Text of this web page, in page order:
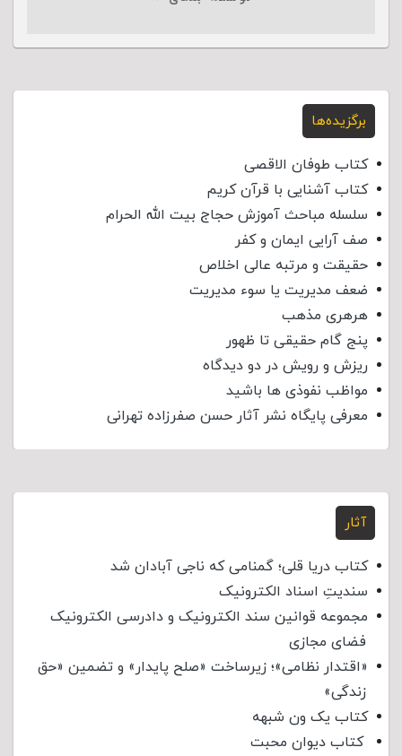
برگزیده‌ها
کتاب طوفان الاقصی
کتاب آشنایی با قرآن کریم
سلسله مباحث آموزش حجاج بیت الله الحرام
صف آرایی ایمان و کفر
حقیقت و مرتبه عالی اخلاص
ضعف مدیریت یا سوء مدیریت
هرهری مذهب
پنج گام حقیقی تا ظهور
ریزش و رویش در دو دیدگاه
مواظب نفوذی‌ ها باشید
معرفی پایگاه نشر آثار حسن صفرزاده تهرانی
آثار
کتاب دریا قلی؛ گمنامی که ناجی آبادان شد
سندیتِ اسناد الکترونیک
مجموعه قوانین سند الکترونیک و دادرسی الکترونیک
فضای مجازی
«اقتدار نظامی»؛ زیرساخت «صلح پایدار» و تضمین «حق
زندگی»
کتاب یک ون شبهه
کتاب دیوان محبت